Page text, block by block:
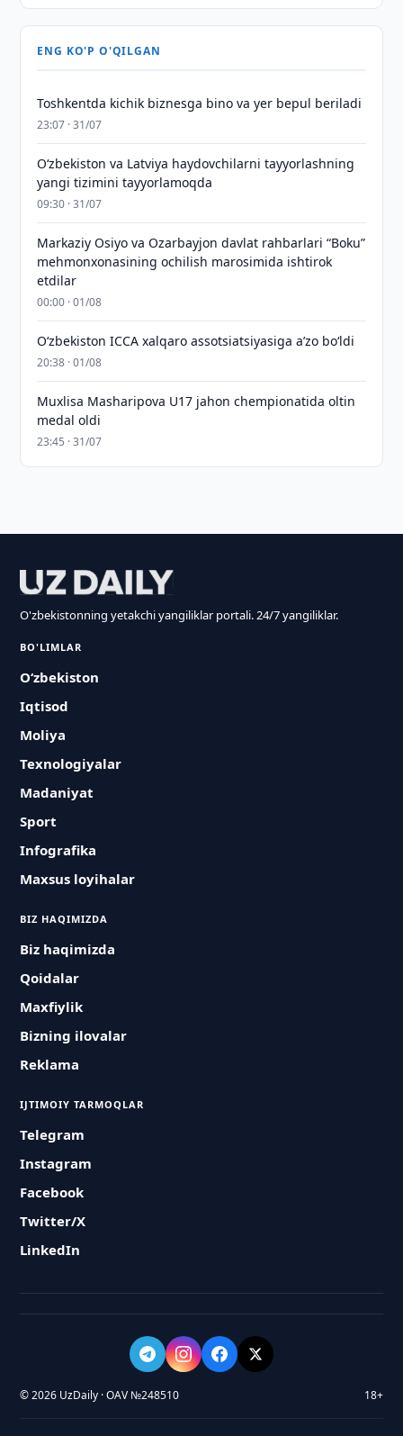
ENG KO'P O'QILGAN
Toshkentda kichik biznesga bino va yer bepul beriladi
23:07 · 31/07
Oʻzbekiston va Latviya haydovchilarni tayyorlashning
yangi tizimini tayyorlamoqda
09:30 · 31/07
Markaziy Osiyo va Ozarbayjon davlat rahbarlari “Boku”
mehmonxonasining ochilish marosimida ishtirok
etdilar
00:00 · 01/08
O‘zbekiston ICCA xalqaro assotsiatsiyasiga aʼzo bo‘ldi
20:38 · 01/08
Muxlisa Masharipova U17 jahon chempionatida oltin
medal oldi
23:45 · 31/07
O'zbekistonning yetakchi yangiliklar portali. 24/7 yangiliklar.
BO'LIMLAR
O‘zbekiston
Iqtisod
Moliya
Texnologiyalar
Madaniyat
Sport
Infografika
Maxsus loyihalar
BIZ HAQIMIZDA
Biz haqimizda
Qoidalar
Maxfiylik
Bizning ilovalar
Reklama
IJTIMOIY TARMOQLAR
Telegram
Instagram
Facebook
Twitter/X
LinkedIn
© 2026 UzDaily · OAV №248510 18+